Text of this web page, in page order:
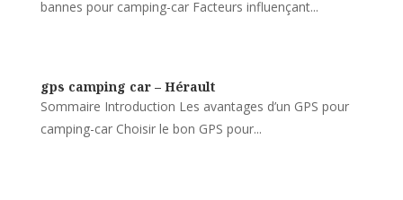
bannes pour camping-car Facteurs influençant...
gps camping car – Hérault
Sommaire Introduction Les avantages d’un GPS pour
camping-car Choisir le bon GPS pour...